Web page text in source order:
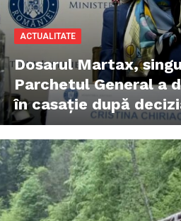
ACTUALITATE
Dosarul Martax,
Parchetul General a
în casație după